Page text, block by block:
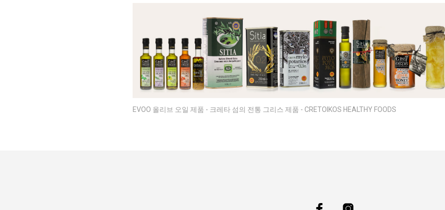
EVOO 올리브 오일 제품 - 크레타 섬의 전통 그리스 제품 - CRETOIKOS HEALTHY FOODS